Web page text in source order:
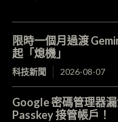
限時一個月過渡
起「熄機」
科技新聞 2026-08-07
Google 密碼管理器
Passkey 接管帳戶！